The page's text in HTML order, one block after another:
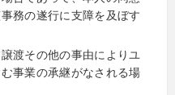
務の遂行に支障を及ぼす
渡その他の事由によりユ
事業の承継がなされる場